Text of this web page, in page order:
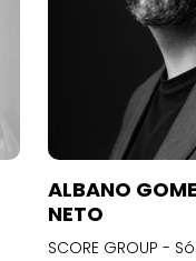
ALBANO
NETO
SCORE GROUP -